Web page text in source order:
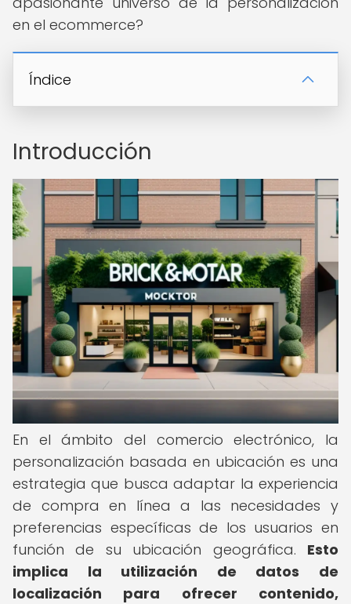
en el ecommerce?
Índice
Introducción
En el ámbito del comercio electrónico, la
personalización basada en ubicación es una
estrategia que busca adaptar la experiencia
de compra en línea a las necesidades y
preferencias específicas de los usuarios en
función de su ubicación geográfica. Esto
implica la utilización de datos de
localización para ofrecer contenido,